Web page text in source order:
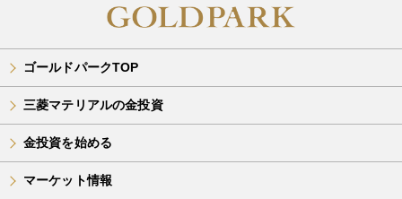
ゴールドパークTOP
三菱マテリアルの金投資
金投資を始める
マーケット情報